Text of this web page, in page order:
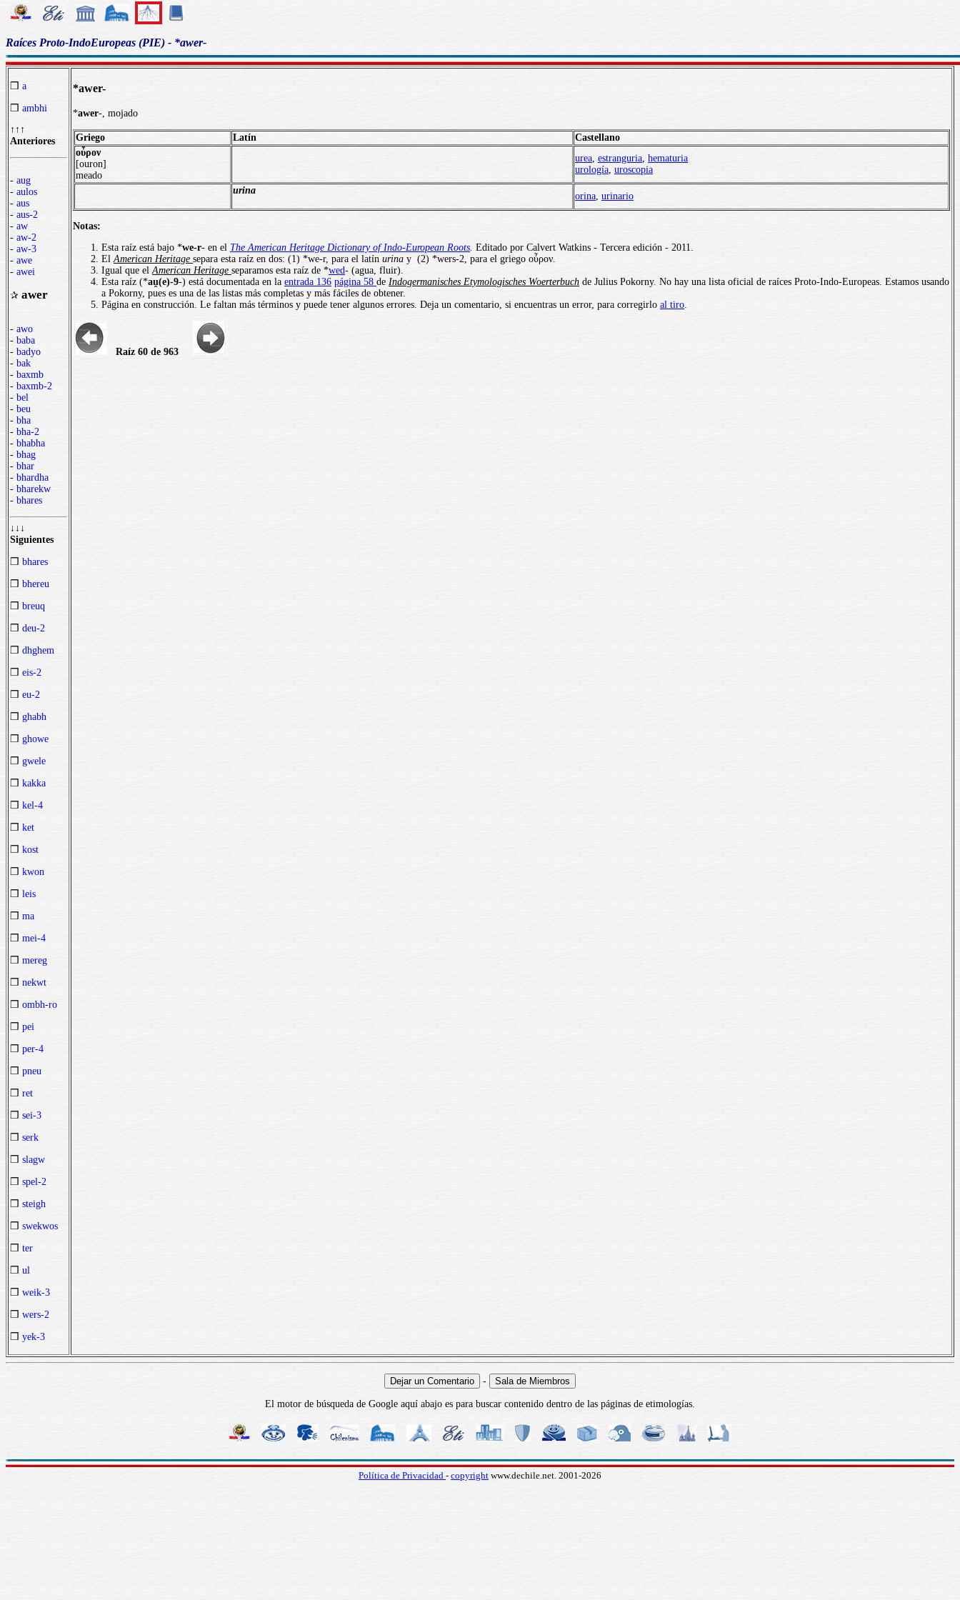
Raíces Proto-IndoEuropeas (PIE) - *awer-
❒ a
❒ ambhi
↑↑↑
Anteriores
- aug
- aulos
- aus
- aus-2
- aw
- aw-2
- aw-3
- awe
- awei
✰ awer
- awo
- baba
- badyo
- bak
- baxmb
- baxmb-2
- bel
- beu
- bha
- bha-2
- bhabha
- bhag
- bhar
- bhardha
- bharekw
- bhares
↓↓↓
Siguientes
❒ bhares
❒ bhereu
❒ breuq
❒ deu-2
❒ dhghem
❒ eis-2
❒ eu-2
❒ ghabh
❒ ghowe
❒ gwele
❒ kakka
❒ kel-4
❒ ket
❒ kost
❒ kwon
❒ leis
❒ ma
❒ mei-4
❒ mereg
❒ nekwt
❒ ombh-ro
❒ pei
❒ per-4
❒ pneu
❒ ret
❒ sei-3
❒ serk
❒ slagw
❒ spel-2
❒ steigh
❒ swekwos
❒ ter
❒ ul
❒ weik-3
❒ wers-2
❒ yek-3
*awer-
*awer-, mojado
Griego Latín
Castellano
οὖρoν
[ouron]
meado
urea estranguria hematuria
urología uroscopia
urina
orina urinario
Notas:
Esta raíz está bajo *we-r- en el The American Heritage Dictionary of Indo-European Roots Editado por Calvert Watkins - Tercera edición - 2011.
El American Heritage separa esta raíz en dos: (1) *we-r, para el latín urina y (2) *wers-2, para el griego οὖρoν.
Igual que el American Heritage separamos esta raíz de *wed- (agua, fluir).
Esta raíz (*au̯(e)-9-) está documentada en la entrada 136 página 58 de Indogermanisches Etymologisches Woerterbuch de Julius Pokorny. No hay una lista oficial de raíces Proto-Indo-Europeas. Estamos usando
a Pokorny, pues es una de las listas más completas y más fáciles de obtener.
Página en construcción. Le faltan más términos y puede tener algunos errores. Deja un comentario, si encuentras un error, para corregirlo al tiro
Raíz 60 de 963
-
El motor de búsqueda de Google aquí abajo es para buscar contenido dentro de las páginas de etimologías.
Política de Privacidad - copyright www.dechile.net. 2001-2026